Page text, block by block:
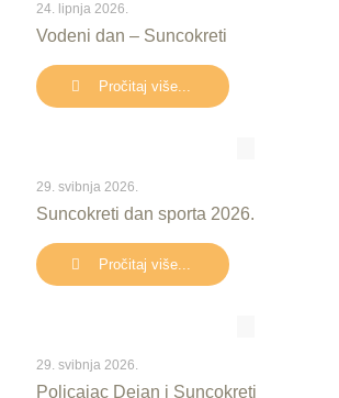
24. lipnja 2026.
Vodeni dan – Suncokreti
Pročitaj više...
29. svibnja 2026.
Suncokreti dan sporta 2026.
Pročitaj više...
29. svibnja 2026.
Policajac Dejan i Suncokreti